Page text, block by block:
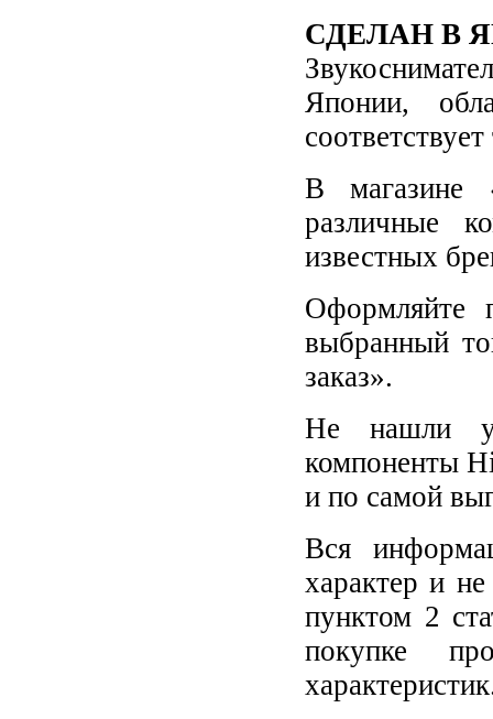
СДЕЛАН В
Японии,
В магазине
различные
известных
Оформляйте
выбранный
заказ».
Не нашли у
компоненты
и по самой
Вся
характер и
пунктом 2
покупке